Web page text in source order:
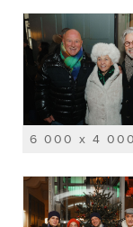
6 000 x 4 000